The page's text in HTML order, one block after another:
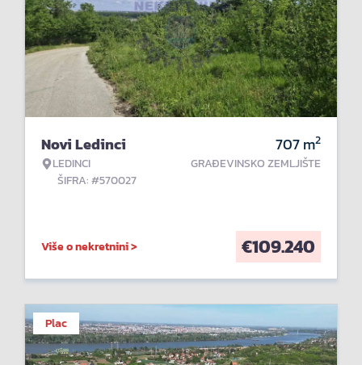
Novi Ledinci
LEDINCI
ŠIFRA: #570027
707m2
GRAĐEVINSKO ZEMLJIŠTE
Više o nekretnini > €109.240
Plac